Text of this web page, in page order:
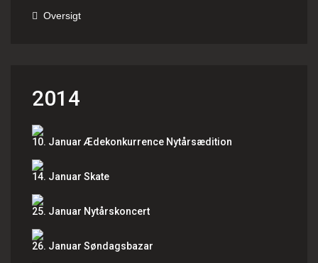
Oversigt
2014
10. Januar Ædekonkurrence Nytårsædition
14. Januar Skate
25. Januar Nytårskoncert
26. Januar Søndagsbazar